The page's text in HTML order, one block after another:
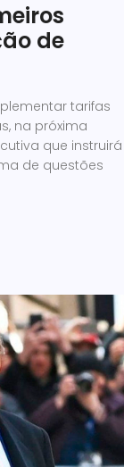
de
tarifas
na próxima
que instruirá
de questões